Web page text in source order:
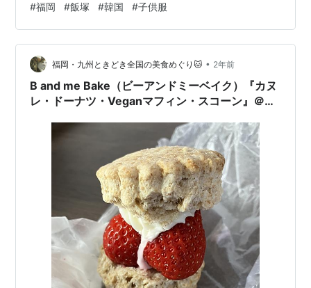
ポートすることを目指しています。 また、韓国発祥のト
レンドアイテムも豊富に揃えており、特別な日のドレス
やカジュアルなTシャツなど、様々なスタイルのコーディ
ネートが充実しています。女性も楽しめる洋服や親子で
着られるコーディネート、ペアルックも豊富に揃ってお
り、高品質な素材を使用しています。 mu…
#福岡 #飯塚 #韓国 #子供服
福岡・九州ときどき全国の美食めぐり🐱 • 2年前
B and me Bake（ビーアンドミーベイク）『カヌ
レ・ドーナツ・Veganマフィン・スコーン』＠福